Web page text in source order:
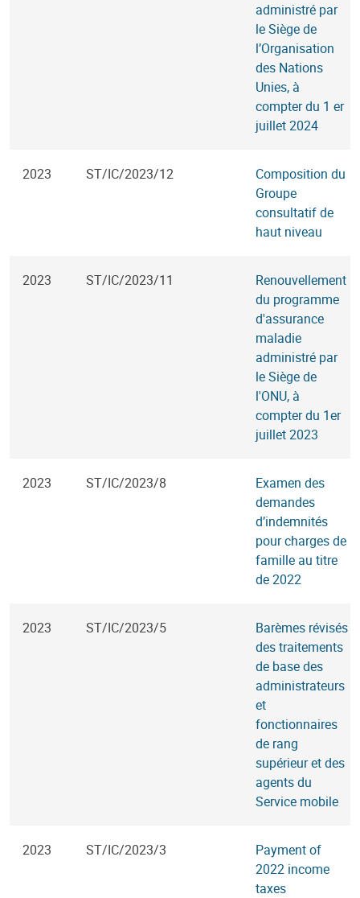
administré par
le Siège de
l’Organisation
des Nations
Unies, à
compter du 1 er
juillet 2024
2023 ST/IC/2023/12
Composition du
Groupe
consultatif de
haut niveau
2023 ST/IC/2023/11
Renouvellement
du programme
d'assurance
maladie
administré par
le Siège de
l'ONU, à
compter du 1er
juillet 2023
2023 ST/IC/2023/8
Examen des
demandes
d’indemnités
pour charges de
famille au titre
de 2022
2023 ST/IC/2023/5
Barèmes révisés
des traitements
de base des
administrateurs
et
fonctionnaires
de rang
supérieur et des
agents du
Service mobile
2023 ST/IC/2023/3
Payment of
2022 income
taxes